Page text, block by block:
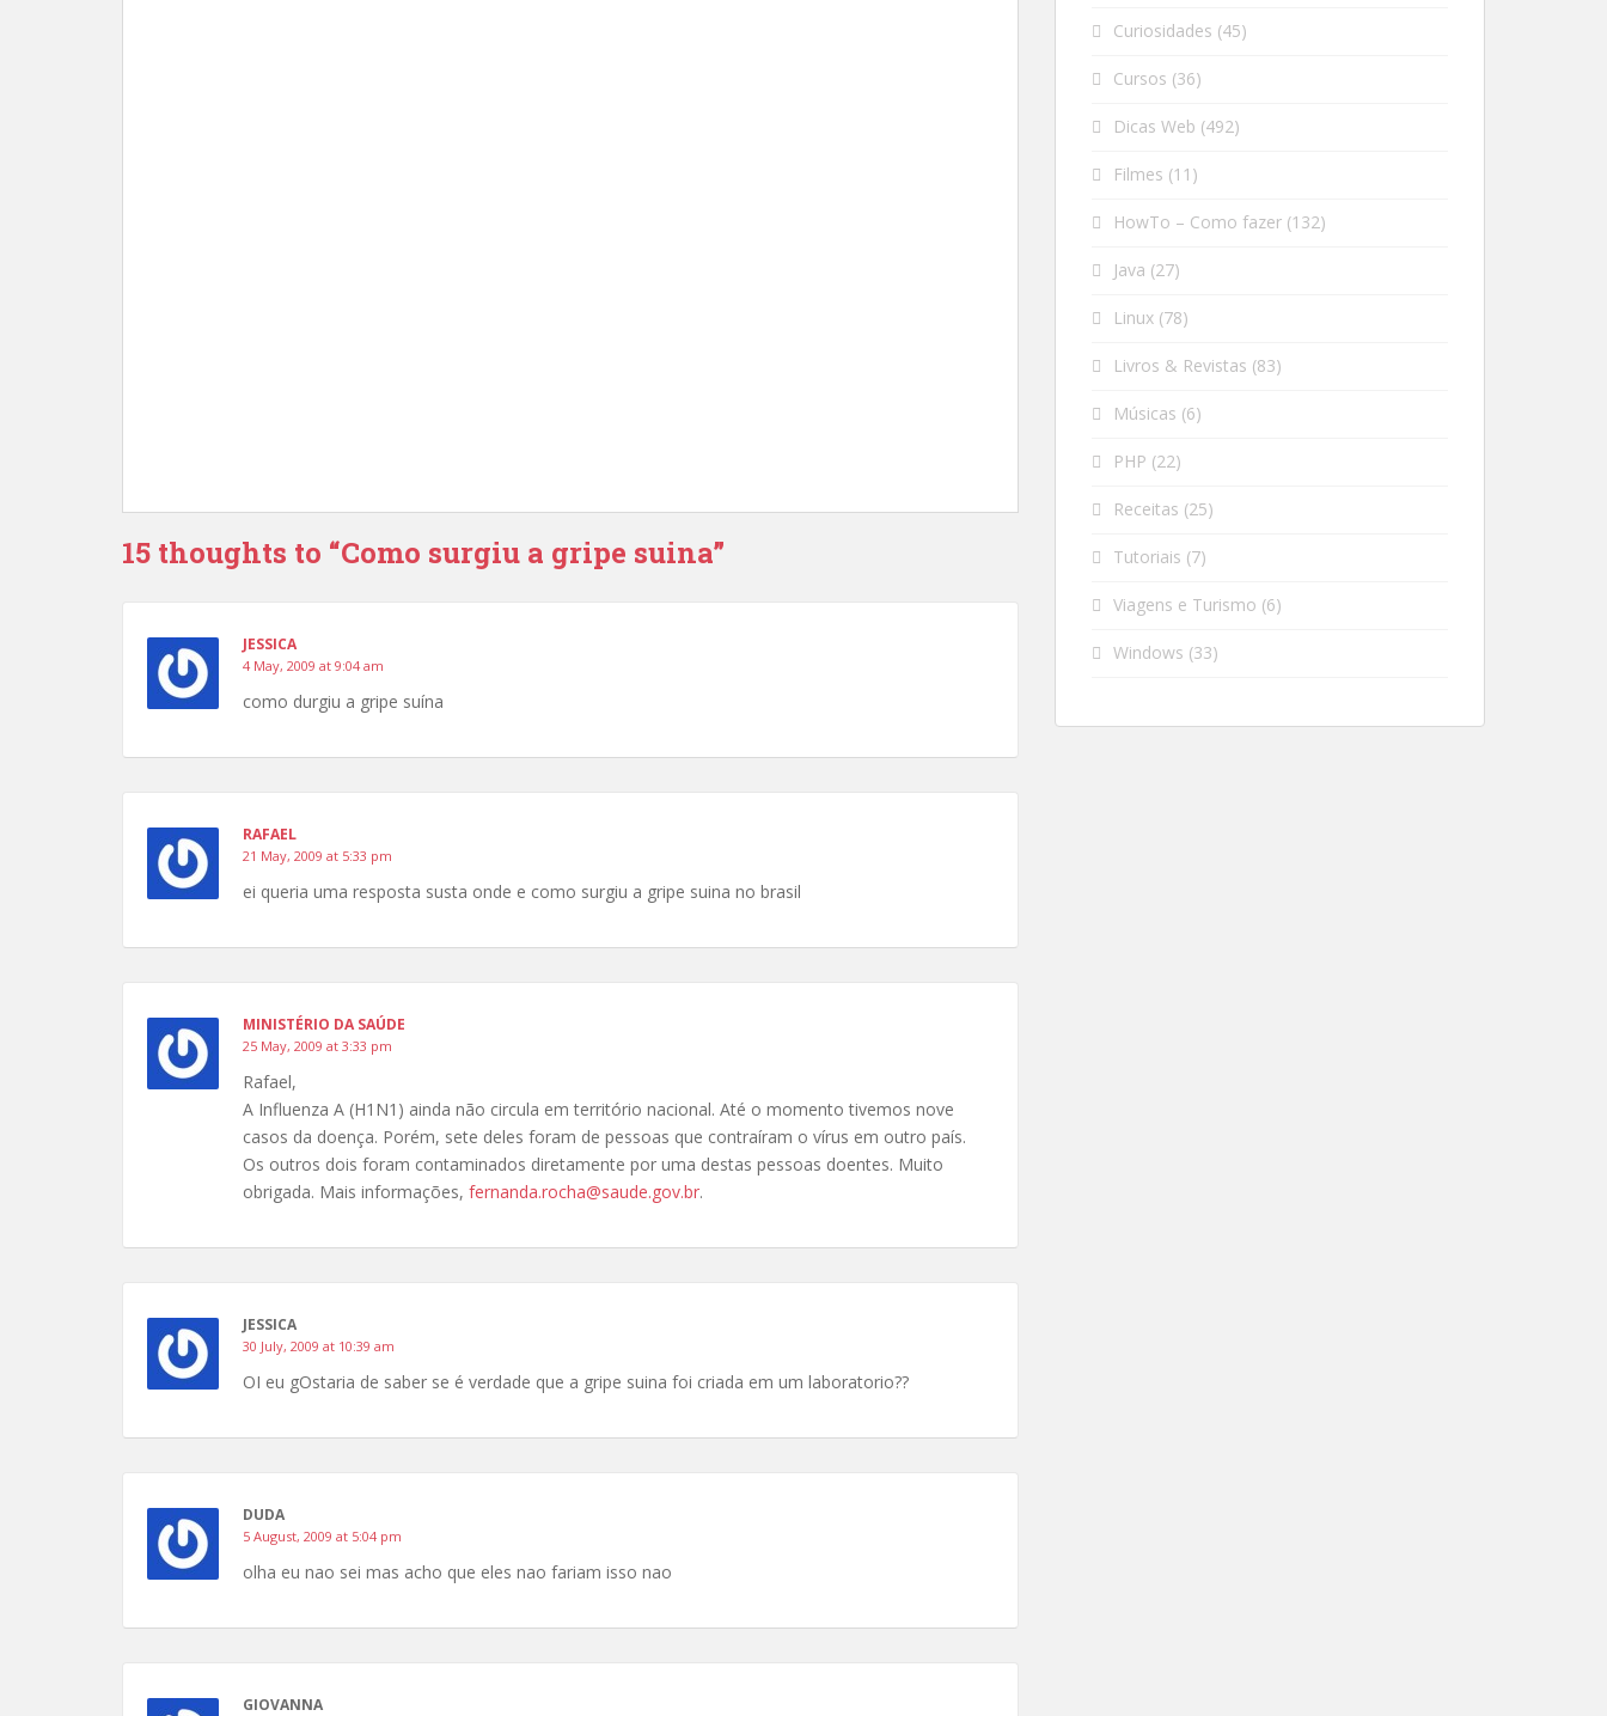
15 thoughts to “Como surgiu a gripe suina”
JESSICA
4 May, 2009 at 9:04 am
como durgiu a gripe suína
RAFAEL
21 May, 2009 at 5:33 pm
ei queria uma resposta susta onde e como surgiu a gripe suina no brasil
MINISTÉRIO DA SAÚDE
25 May, 2009 at 3:33 pm
Rafael,
A Influenza A (H1N1) ainda não circula em território nacional. Até o momento tivemos nove
casos da doença. Porém, sete deles foram de pessoas que contraíram o vírus em outro país.
Os outros dois foram contaminados diretamente por uma destas pessoas doentes. Muito
obrigada. Mais informações, fernanda.rocha@saude.gov.br.
JESSICA
30 July, 2009 at 10:39 am
OI eu gOstaria de saber se é verdade que a gripe suina foi criada em um laboratorio??
DUDA
5 August, 2009 at 5:04 pm
olha eu nao sei mas acho que eles nao fariam isso nao
GIOVANNA
Curiosidades (45)
Cursos (36)
Dicas Web (492)
Filmes (11)
HowTo – Como fazer (132)
Java (27)
Linux (78)
Livros & Revistas (83)
Músicas (6)
PHP (22)
Receitas (25)
Tutoriais (7)
Viagens e Turismo (6)
Windows (33)